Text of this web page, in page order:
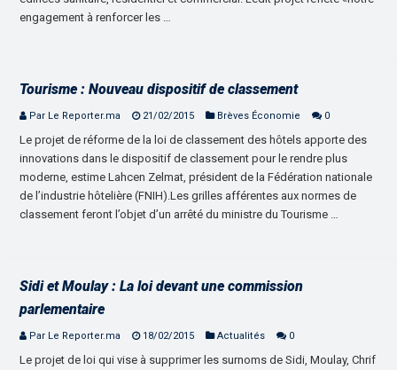
engagement à renforcer les …
Tourisme : Nouveau dispositif de classement
Par Le Reporter.ma 21/02/2015 Brèves Économie 0
Le projet de réforme de la loi de classement des hôtels apporte des
innovations dans le dispositif de classement pour le rendre plus
moderne, estime Lahcen Zelmat, président de la Fédération nationale
de l’industrie hôtelière (FNIH).Les grilles afférentes aux normes de
classement feront l’objet d’un arrêté du ministre du Tourisme …
Sidi et Moulay : La loi devant une commission
parlementaire
Par Le Reporter.ma 18/02/2015 Actualités 0
Le projet de loi qui vise à supprimer les surnoms de Sidi, Moulay, Chrif